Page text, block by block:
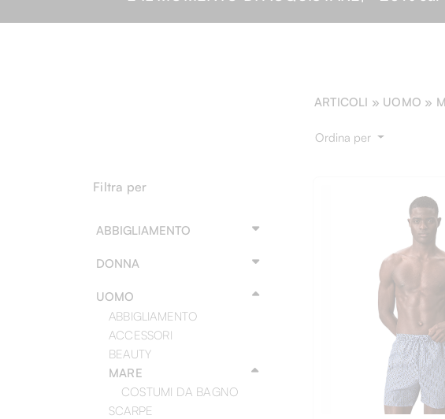
ARTICOLI » UOMO »
Ordina per
Filtra per
ABBIGLIAMENTO
DONNA
UOMO
ABBIGLIAMENTO
ACCESSORI
BEAUTY
MARE
COSTUMI DA BAGNO
SCARPE